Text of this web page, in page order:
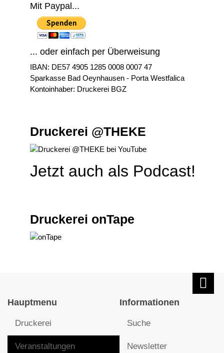
Mit Paypal...
... oder einfach per Überweisung
IBAN: DE57 4905 1285 0008 0007 47
Sparkasse Bad Oeynhausen - Porta Westfalica
Kontoinhaber: Druckerei BGZ
Druckerei @THEKE
Jetzt auch als Podcast!
Druckerei onTape
Hauptmenu
Druckerei
Veranstaltungen
Informationen
Suche
Newsletter